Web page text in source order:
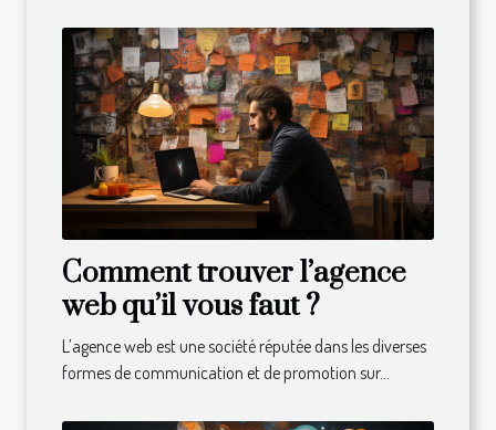
Comment trouver l’agence
web qu’il vous faut ?
L’agence web est une société réputée dans les diverses
formes de communication et de promotion sur...